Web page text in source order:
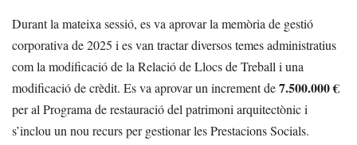
Durant la mateixa sessió, es va aprovar la memòria de gestió
corporativa de 2025 i es van tractar diversos temes administratius
com la modificació de la Relació de Llocs de Treball i una
modificació de crèdit. Es va aprovar un increment de7.500.000 €
per al Programa de restauració del patrimoni arquitectònic i
s’inclou un nou recurs per gestionar les Prestacions Socials.